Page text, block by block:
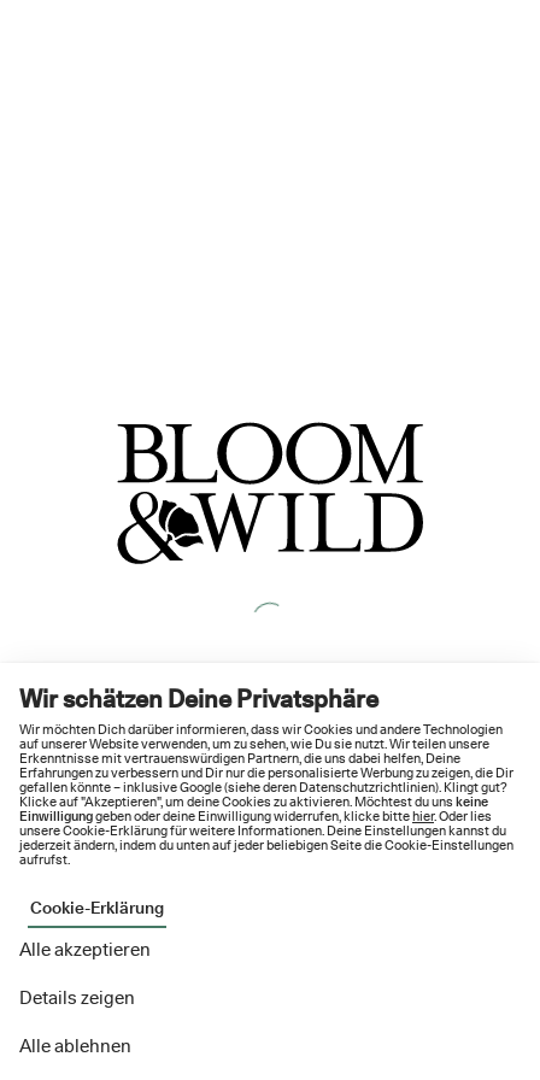
Wir schätzen Deine Privatsphäre
Wir möchten Dich darüber informieren, dass wir Cookies und andere Technologien
auf unserer Website verwenden, um zu sehen, wie Du sie nutzt. Wir teilen unsere
Erkenntnisse mit vertrauenswürdigen Partnern, die uns dabei helfen, Deine
Erfahrungen zu verbessern und Dir nur die personalisierte Werbung zu zeigen, die Dir
gefallen könnte – inklusive Google (siehe deren Datenschutzrichtlinien). Klingt gut?
Klicke auf "Akzeptieren", um deine Cookies zu aktivieren. Möchtest du uns keine
Einwilligunggeben oder deine Einwilligung widerrufen, klicke bittehier. Oder lies
unsere Cookie-Erklärung für weitere Informationen. Deine Einstellungen kannst du
jederzeit ändern, indem du unten auf jeder beliebigen Seite die Cookie-Einstellungen
aufrufst.
Cookie-Erklärung
Alle akzeptieren
Details zeigen
Alle ablehnen